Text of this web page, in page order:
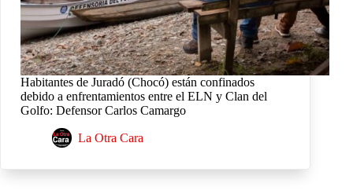
Habitantes de Juradó (Chocó) están confinados
debido a enfrentamientos entre el ELN y Clan del
Golfo: Defensor Carlos Camargo
La Otra Cara